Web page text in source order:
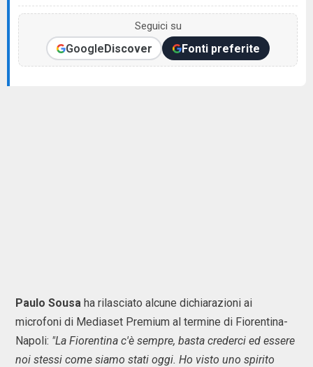
Seguici su
GoogleDiscover Fonti preferite
Paulo Sousa ha rilasciato alcune dichiarazioni ai
microfoni di Mediaset Premium al termine di Fiorentina-
Napoli: "La Fiorentina c'è sempre, basta crederci ed essere
noi stessi come siamo stati oggi. Ho visto uno spirito